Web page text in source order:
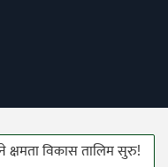
तालिम सुरु! हाउस